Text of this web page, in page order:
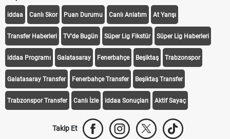
KEŞFET
iddaa Canlı Skor Puan Durumu Canlı Anlatım At Yarışı
Transfer Haberleri TV'de Bugün Süper Lig Fikstür Süper Lig Haberleri
iddaa Programı Galatasaray Fenerbahçe Beşiktaş Trabzonspor
Galatasaray Transfer Fenerbahçe Transfer Beşiktaş Transfer
Trabzonspor Transfer Canlı İzle iddaa Sonuçları Aktif Sayaç